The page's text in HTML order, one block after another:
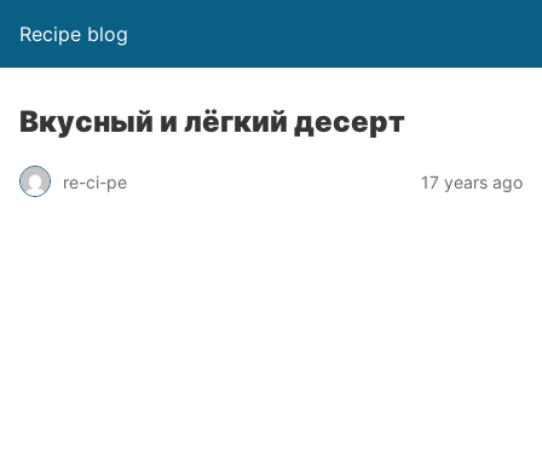
Recipe blog
Вкусный и лёгкий десерт
re-ci-pe 17 years ago